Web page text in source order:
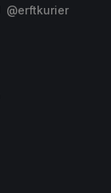
@erftkurier